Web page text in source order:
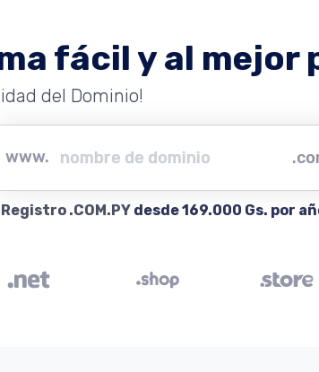
fácil y al mejor
del Dominio!
www.
.COM.PY desde 169.000 Gs. por